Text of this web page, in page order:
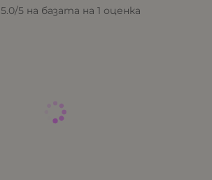
5.0/5 на базата на 1 оценка